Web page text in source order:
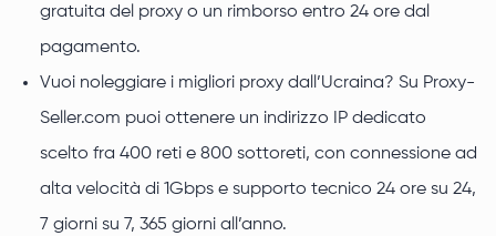
gratuita del proxy o un rimborso entro 24 ore dal
pagamento.
Vuoi noleggiare i migliori proxy dall’Ucraina? Su Proxy-
Seller.com puoi ottenere un indirizzo IP dedicato
scelto fra 400 reti e 800 sottoreti, con connessione ad
alta velocità di 1Gbps e supporto tecnico 24 ore su 24,
7 giorni su 7, 365 giorni all’anno.